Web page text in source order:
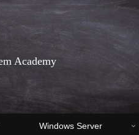
Academy
Windows Server